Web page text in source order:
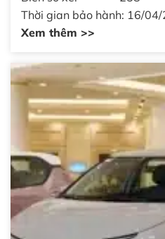
Thời gian bảo hành: 16/
Xem thêm >>